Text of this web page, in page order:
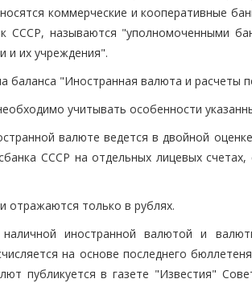
коммерческие и кооперативные
СССР, называются "уполномоченными
и их учреждения".
баланса "Иностранная валюта и расчеты
учитывать особенности
валюте ведется в двойной
СССР на отдельных лицевых
отражаются только в рублях.
иностранной валютой и
на основе последнего
публикуется в газете "Известия"